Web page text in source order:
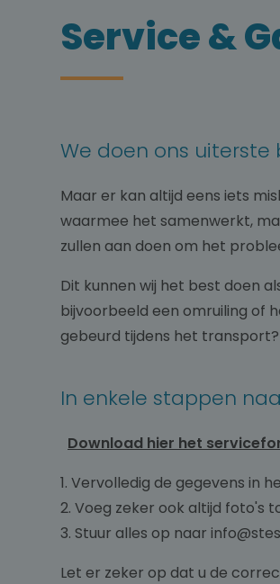
Service &
We doen ons uiterste
Maar er kan altijd eens iets
waarmee het samenwerkt,
zullen aan doen om het
Dit kunnen wij het best doen
bijvoorbeeld een omruiling of
gebeurd tijdens het
In enkele stappen
Download hier het
1. Vervolledig de gegevens in
2. Voeg zeker ook altijd foto's
3. Stuur alles op naar
Let er zeker op dat u de